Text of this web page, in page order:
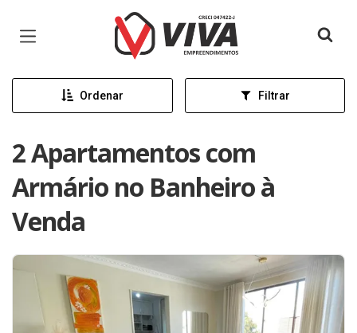
Página inicial
Ordenar Filtrar
2 Apartamentos com
Armário no Banheiro à
Venda